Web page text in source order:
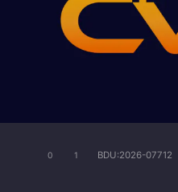
0 1 BDU:2026-07712